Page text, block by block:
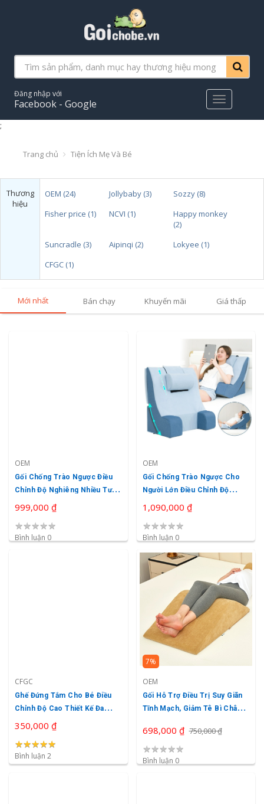
Đăng nhập với
Facebook - Google
Main
Menu
;
Trang chủ Tiện Ích Mẹ Và Bé
Thương
hiệu
OEM (24) Jollybaby (3)
Sozzy (8)
Fisher price (1)
NCVI (1)
Happy monkey
(2)
Suncradle (3)
Aipinqi (2)
Lokyee (1)
CFGC (1)
Mới nhất Bán chạy Khuyến mãi Giá thấp
OEM
Gối Chống Trào Ngược Điều
Chỉnh Độ Nghiêng Nhiều Tư
Thế Cho Người Lớn
999,000 ₫
★★★★★
Bình luận 0
OEM
Gối Chống Trào Ngược Cho
Người Lớn Điều Chỉnh Độ
Nghiêng Đa Năng Có Chỗ Để
1,090,000 ₫
★★★★★
Bình luận 0
CFGC
Ghế Đứng Tắm Cho Bé Điều
Chỉnh Độ Cao Thiết Kế Đa
Năng Cfgc
350,000 ₫
★★★★★
★★★★★
Bình luận 2
7%
OEM
Gối Hỗ Trợ Điều Trị Suy Giãn
Tĩnh Mạch, Giảm Tê Bì Chân,
698,000 ₫ 750,000 ₫
★★★★★
Bình luận 0